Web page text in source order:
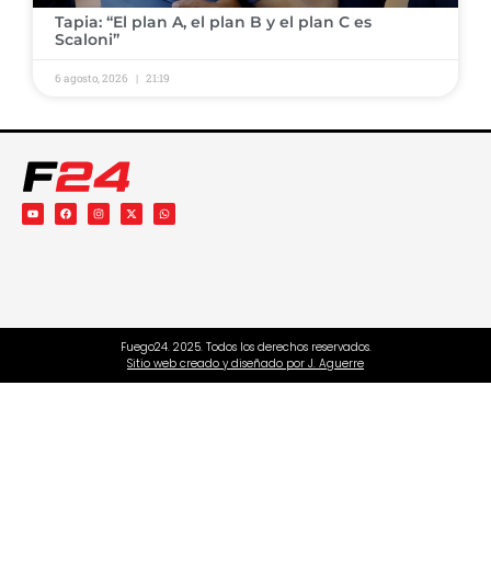
​Tapia: “El plan A, el plan B y el plan C es
Scaloni”
6 agosto, 2026 21:19
Fuego24. 2025. Todos los derechos reservados.
Sitio web creado y diseñado por J. Aguerre